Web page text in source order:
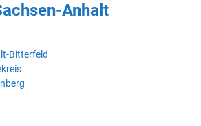
Anhalt
Bitterfeld